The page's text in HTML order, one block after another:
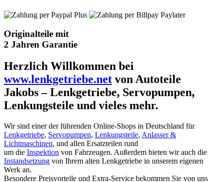
Originalteile mit
2 Jahren Garantie
Herzlich Willkommen bei
www.lenkgetriebe.net von Autoteile
Jakobs – Lenkgetriebe, Servopumpen,
Lenkungsteile und vieles mehr.
Wir sind einer der führenden Online-Shops in Deutschland für
Lenkgetriebe, Servopumpen, Lenkungsteile, Anlasser &
Lichtmaschinen, und allen Ersatzteilen rund
um die Inspektion von Fahrzeugen. Außerdem bieten wir auch die
Instandsetzung von Ihrem alten Lenkgetriebe in unserem eigenen
Werk an.
Besondere Preisvorteile und Extra-Service bekommen Sie von uns